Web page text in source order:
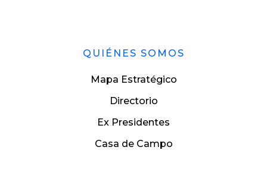
QUIÉNES SOMOS
Mapa Estratégico
Directorio
Ex Presidentes
Casa de Campo